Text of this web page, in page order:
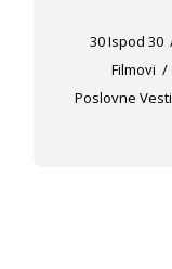
30 Ispod 30
Filmovi
Poslovne Vesti